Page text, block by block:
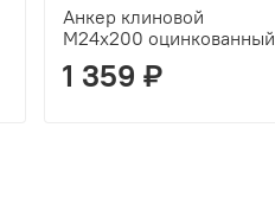
Анкер клиновой
М24х200 оцинкованный
1 359 ₽